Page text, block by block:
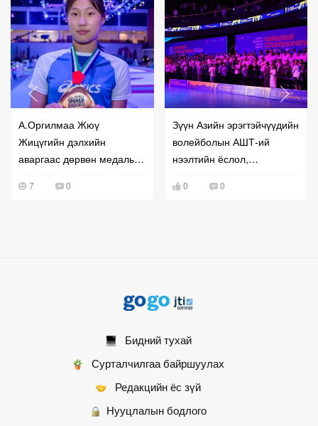
А.Оргилмаа Жюү
Жицүгийн дэлхийн
аваргаас дөрвөн медаль
7 0
Зүүн Азийн эрэгтэйчүүдийн
волейболын АШТ-ий
нээлтийн ёслол,
0 0
Бидний тухай
Сурталчилгаа байршуулах
Редакцийн ёс зүй
Нууцлалын бодлого